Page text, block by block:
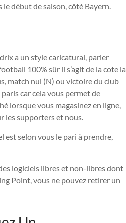
début de saison, côté Bayern.
a un style caricatural, parier
100% sûr il s’agit de la cote la
match nul (N) ou victoire du club
car cela vous permet de
lorsque vous magasinez en ligne,
les supporters et nous.
est selon vous le pari à prendre,
logiciels libres et non-libres dont
Point, vous ne pouvez retirer un